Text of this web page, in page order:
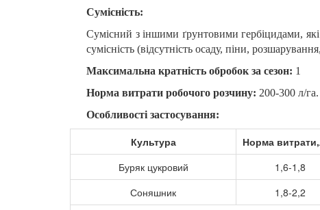
Сумісність:
Сумісний з іншими ґрунтовими гербіцидами, які
сумісність (відсутність осаду, піни,
Максимальна кратність обробок за сезон: 1
Норма витрати робочого розчину: 200-300 л/га.
Особливості застосування:
Культура Норма
Буряк цукровий
1,6-1,8
Соняшник
1,8-2,2